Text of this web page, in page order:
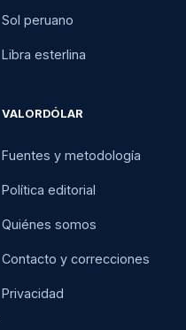
Sol peruano
Libra esterlina
VALORDÓLAR
Fuentes y metodología
Política editorial
Quiénes somos
Contacto y correcciones
Privacidad